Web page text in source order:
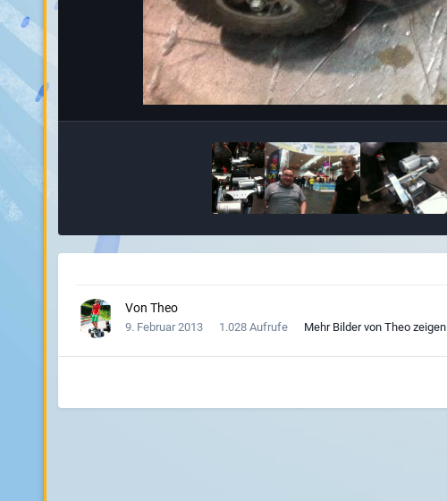
Von Theo
9. Februar 2013 1.028 Aufrufe Mehr Bilder von Theo zeigen